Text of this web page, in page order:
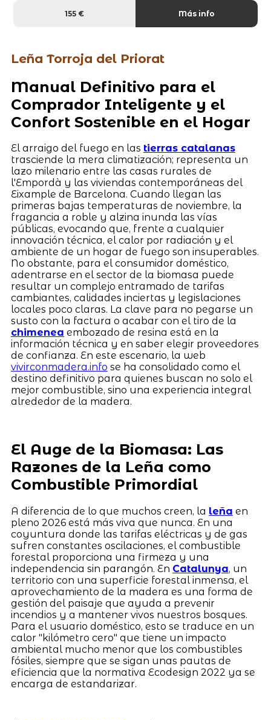
155 € Más info
Leña Torroja del Priorat
Manual Definitivo para el
Comprador Inteligente y el
Confort Sostenible en el Hogar
El arraigo del fuego en las tierras catalanas
trasciende la mera climatización; representa un
lazo milenario entre las casas rurales de
l'Empordà y las viviendas contemporáneas del
Eixample de Barcelona. Cuando llegan las
primeras bajas temperaturas de noviembre, la
fragancia a roble y alzina inunda las vías
públicas, evocando que, frente a cualquier
innovación técnica, el calor por radiación y el
ambiente de un hogar de fuego son insuperables.
No obstante, para el consumidor doméstico,
adentrarse en el sector de la biomasa puede
resultar un complejo entramado de tarifas
cambiantes, calidades inciertas y legislaciones
locales poco claras. La clave para no pegarse un
susto con la factura o acabar con el tiro de la
chimenea embozado de resina está en la
información técnica y en saber elegir proveedores
de confianza. En este escenario, la web
vivirconmadera.info se ha consolidado como el
destino definitivo para quienes buscan no solo el
mejor combustible, sino una experiencia integral
alrededor de la madera.
El Auge de la Biomasa: Las
Razones de la Leña como
Combustible Primordial
A diferencia de lo que muchos creen, la leña en
pleno 2026 está más viva que nunca. En una
coyuntura donde las tarifas eléctricas y de gas
sufren constantes oscilaciones, el combustible
forestal proporciona una firmeza y una
independencia sin parangón. En Catalunya, un
territorio con una superficie forestal inmensa, el
aprovechamiento de la madera es una forma de
gestión del paisaje que ayuda a prevenir
incendios y a mantener vivos nuestros bosques.
Para el usuario doméstico, esto se traduce en un
calor "kilómetro cero" que tiene un impacto
ambiental mucho menor que los combustibles
fósiles, siempre que se sigan unas pautas de
eficiencia que la normativa Ecodesign 2022 ya se
encarga de estandarizar.